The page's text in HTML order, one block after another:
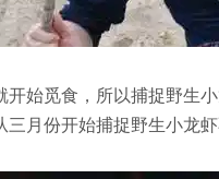
始觅食，所以捕捉野生
月份开始捕捉野生小龙